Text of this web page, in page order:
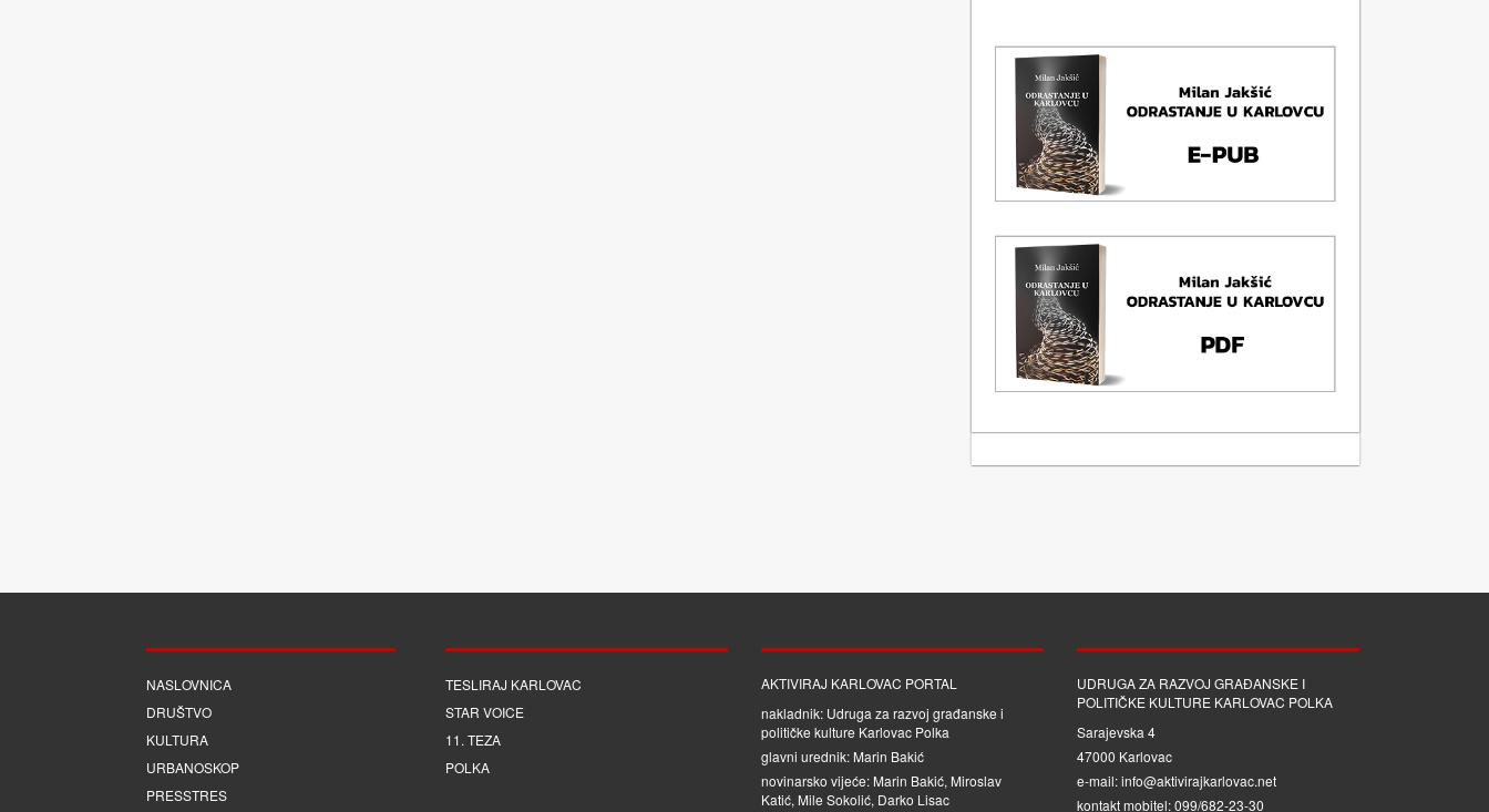
NASLOVNICA
DRUŠTVO
KULTURA
URBANOSKOP
PRESSTRES
TESLIRAJ KARLOVAC
STAR VOICE
11. TEZA
POLKA
AKTIVIRAJ KARLOVAC PORTAL
nakladnik: Udruga za razvoj građanske i
političke kulture Karlovac Polka
glavni urednik: Marin Bakić
novinarsko vijeće: Marin Bakić, Miroslav
Katić, Mile Sokolić, Darko Lisac
UDRUGA ZA RAZVOJ GRAĐANSKE I
POLITIČKE KULTURE KARLOVAC POLKA
Sarajevska 4
47000 Karlovac
e-mail: info@aktivirajkarlovac.net
kontakt mobitel: 099/682-23-30